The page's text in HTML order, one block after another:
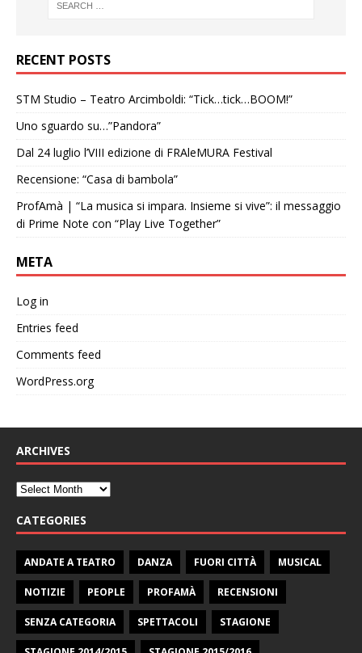
RECENT POSTS
STM Studio – Teatro Arcimboldi: “Tick…tick…BOOM!”
Uno sguardo su…”Pandora”
Dal 24 luglio l’VIII edizione di FRAleMURA Festival
Recensione: “Casa di bambola”
ProfAmà | “La musica si impara. Insieme si vive”: il messaggio
di Prime Note con “Play Live Together”
META
Log in
Entries feed
Comments feed
WordPress.org
ARCHIVES
CATEGORIES
ANDATE A TEATRO DANZA FUORI CITTÀ MUSICAL
NOTIZIE PEOPLE PROFAMÀ RECENSIONI
SENZA CATEGORIA SPETTACOLI STAGIONE